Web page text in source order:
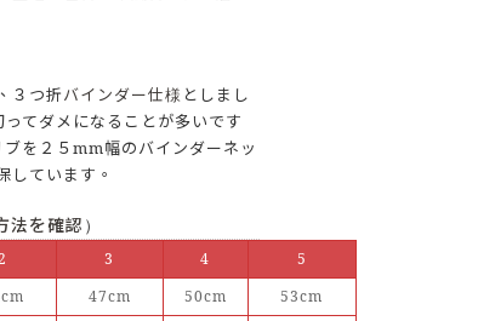
３つ折バインダー仕様 としまし
てダメになることが多いです
を２５mm幅のバインダーネッ
しています。
を確認 ）
3 4
5
47cm 50cm
53cm